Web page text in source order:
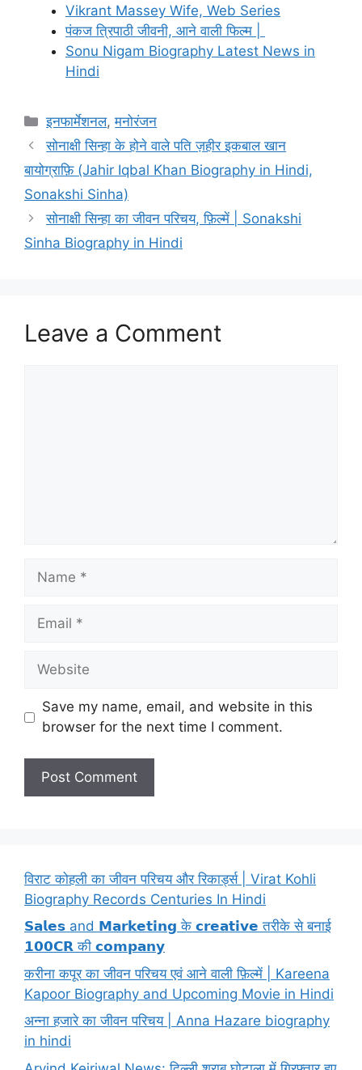
Vikrant Massey Wife, Web Series
पंकज त्रिपाठी जीवनी, आने वाली फिल्म |
Sonu Nigam Biography Latest News in
Hindi
Categories
इनफार्मेशनल,मनोरंजन
सोनाक्षी सिन्हा के होने वाले पति ज़हीर इकबाल खान
बायोग्राफ़ि (Jahir Iqbal Khan Biography in Hindi,
Sonakshi Sinha)
सोनाक्षी सिन्हा का जीवन परिचय, फ़िल्में | Sonakshi
Sinha Biography in Hindi
Leave a Comment
Name
Email
Website
Save my name, email, and website in this
browser for the next time I comment.
विराट कोहली का जीवन परिचय और रिकार्ड्स | Virat Kohli
Biography Records Centuries In Hindi
𝗦𝗮𝗹𝗲𝘀 and 𝗠𝗮𝗿𝗸𝗲𝘁𝗶𝗻𝗴 के 𝗰𝗿𝗲𝗮𝘁𝗶𝘃𝗲 तरीके से बनाई
𝟭𝟬𝟬𝗖𝗥 की 𝗰𝗼𝗺𝗽𝗮𝗻𝘆
करीना कपूर का जीवन परिचय एवं आने वाली फ़िल्में | Kareena
Kapoor Biography and Upcoming Movie in Hindi
अन्ना हजारे का जीवन परिचय | Anna Hazare biography
in hindi